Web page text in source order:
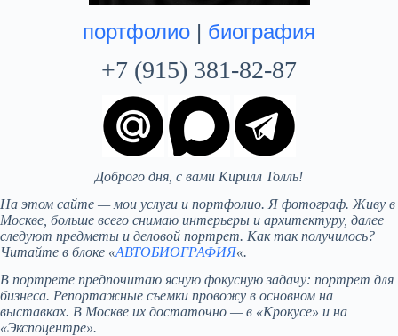
портфолио | биография
+7 (915) 381-82-87
Доброго дня, с вами Кирилл Толль!
На этом сайте — мои услуги и портфолио. Я фотограф. Живу в
Москве, больше всего снимаю интерьеры и архитектуру, далее
следуют предметы и деловой портрет. Как так получилось?
Читайте в блоке «АВТОБИОГРАФИЯ«.
В портрете предпочитаю ясную фокусную задачу: портрет для
бизнеса. Репортажные съемки провожу в основном на
выставках. В Москве их достаточно — в «Крокусе» и на
«Экспоцентре».